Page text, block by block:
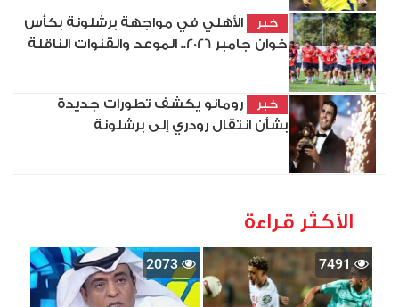
خبر
الأهلي في مواجهة برشلونة بكأس
خوان جامبر 2026.. الموعد والقنوات الناقلة
خبر
رومانو يكشف تطورات جديدة
بشأن انتقال رودري إلى برشلونة
الأكثر قراءة
7491
2073